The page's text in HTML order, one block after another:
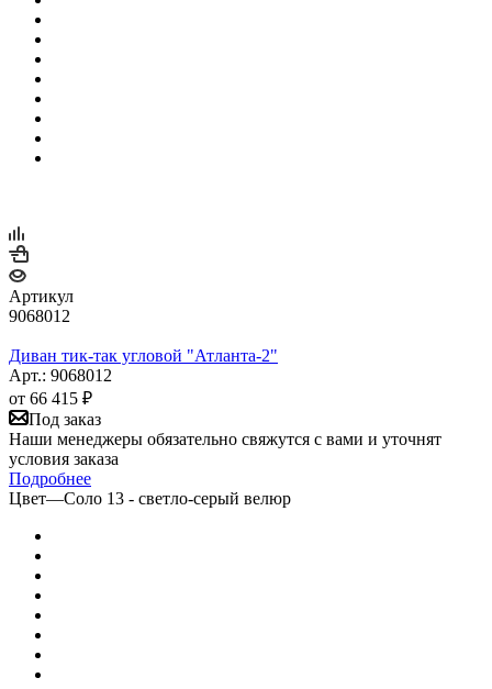
Артикул
9068012
Диван тик-так угловой "Атланта-2"
Арт.: 9068012
от 66 415 ₽
Под заказ
Наши менеджеры обязательно свяжутся с вами и уточнят
условия заказа
Подробнее
Цвет—Соло 13 - светло-серый велюр